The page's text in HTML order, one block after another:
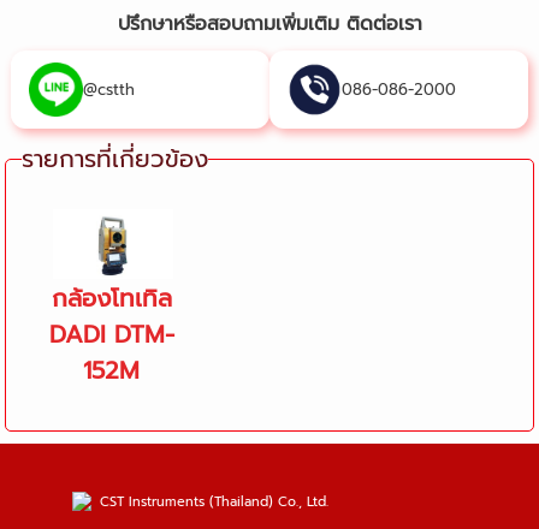
ปรึกษาหรือสอบถามเพิ่มเติม ติดต่อเรา
@cstth 086-086-2000
รายการที่เกี่ยวข้อง
กล้องโทเทิล
DADI DTM-
152M